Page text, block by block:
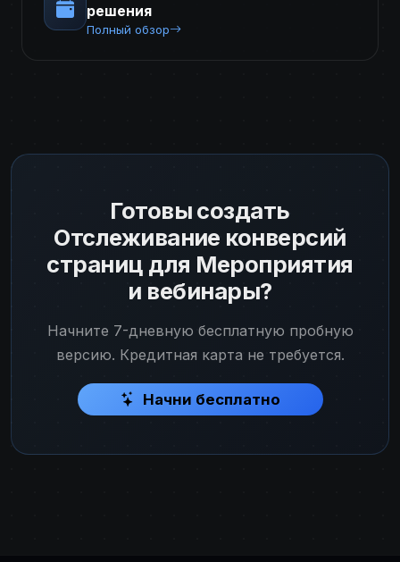
решения
Полный обзор
Готовы создать
Отслеживание конверсий
страниц для Мероприятия
и вебинары?
Начните 7-дневную бесплатную пробную
версию. Кредитная карта не требуется.
Начни бесплатно